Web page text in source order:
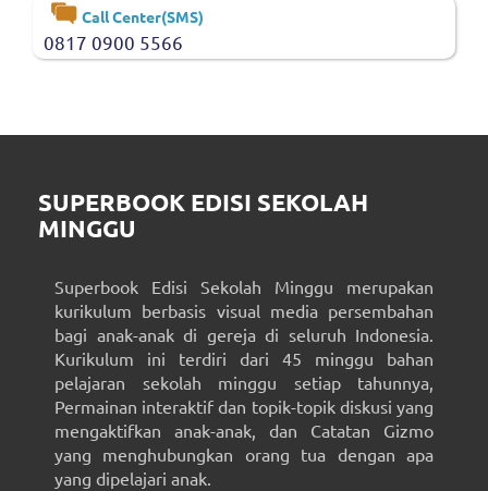
Call Center(SMS)
0817 0900 5566
SUPERBOOK EDISI SEKOLAH
MINGGU
Superbook Edisi Sekolah Minggu merupakan
kurikulum berbasis visual media persembahan
bagi anak-anak di gereja di seluruh Indonesia.
Kurikulum ini terdiri dari 45 minggu bahan
pelajaran sekolah minggu setiap tahunnya,
Permainan interaktif dan topik-topik diskusi yang
mengaktifkan anak-anak, dan Catatan Gizmo
yang menghubungkan orang tua dengan apa
yang dipelajari anak.